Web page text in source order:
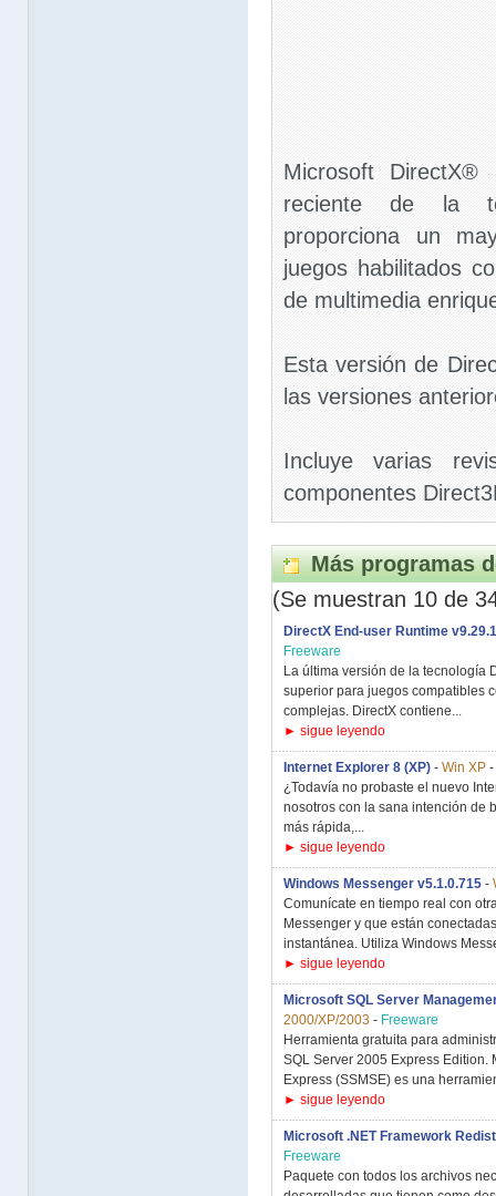
Microsoft
reciente de la
proporciona un
juegos habilitados
de multimedia
Esta versión de
las versiones
Incluye varias
componentes
Más programas
(Se muestran 10 de
DirectX End-user Runtime
Freeware
La última versión de la tecnología
superior para juegos compatibles
complejas. DirectX contiene...
► sigue leyendo
Internet Explorer 8 (XP) - Win XP -
¿Todavía no probaste el nuevo
nosotros con la sana intención de
más rápida,...
► sigue leyendo
Windows Messenger v5.1.0.715 -
Comunícate en tiempo real con
Messenger y que están
instantánea. Utiliza Windows
► sigue leyendo
Microsoft SQL Server
2000/XP/2003 - Freeware
Herramienta gratuita para
SQL Server 2005 Express Edition.
Express (SSMSE) es una
► sigue leyendo
Microsoft .NET Framework
Freeware
Paquete con todos los archivos